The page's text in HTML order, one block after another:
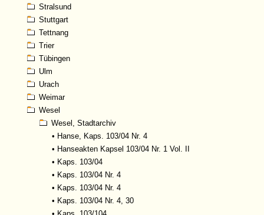
Stralsund
Stuttgart
Tettnang
Trier
Tübingen
Ulm
Urach
Weimar
Wesel
Wesel, Stadtarchiv
• Hanse, Kaps. 103/04 Nr. 4
• Hanseakten Kapsel 103/04 Nr. 1 Vol. II
• Kaps. 103/04
• Kaps. 103/04 Nr. 4
• Kaps. 103/04 Nr. 4
• Kaps. 103/04 Nr. 4, 30